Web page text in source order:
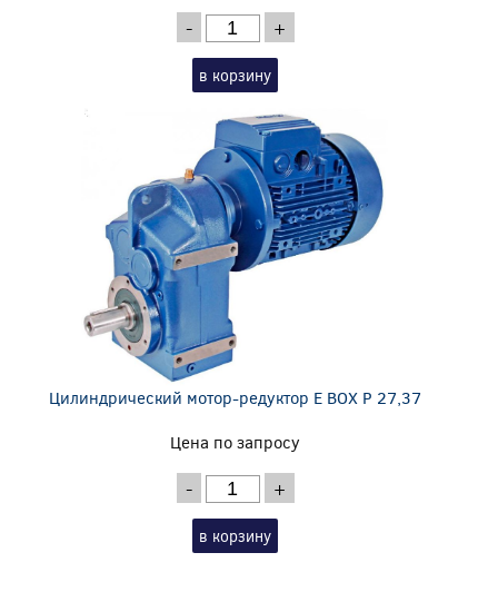
- +
в корзину
Цилиндрический мотор-редуктор E BOX P 27,37
Цена по запросу
- +
в корзину